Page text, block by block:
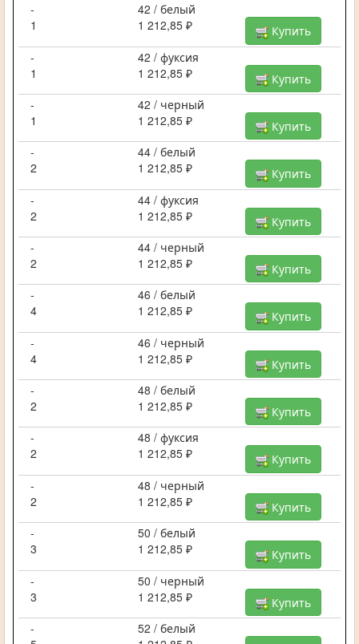
-
42 / белый
1
1 212,85 ₽
Купить
-
42 / фуксия
1
1 212,85 ₽
Купить
-
42 / черный
1
1 212,85 ₽
Купить
-
44 / белый
2
1 212,85 ₽
Купить
-
44 / фуксия
2
1 212,85 ₽
Купить
-
44 / черный
2
1 212,85 ₽
Купить
-
46 / белый
4
1 212,85 ₽
Купить
-
46 / черный
4
1 212,85 ₽
Купить
-
48 / белый
2
1 212,85 ₽
Купить
-
48 / фуксия
2
1 212,85 ₽
Купить
-
48 / черный
2
1 212,85 ₽
Купить
-
50 / белый
3
1 212,85 ₽
Купить
-
50 / черный
3
1 212,85 ₽
Купить
-
52 / белый